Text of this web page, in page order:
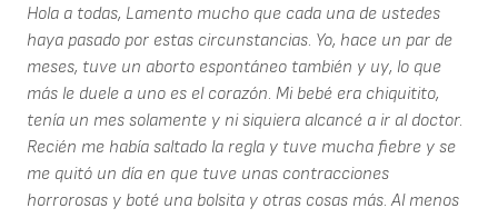
Hola a todas, Lamento mucho que cada una de ustedes
haya pasado por estas circunstancias. Yo, hace un par de
meses, tuve un aborto espontáneo también y uy, lo que
más le duele a uno es el corazón. Mi bebé era chiquitito,
tenía un mes solamente y ni siquiera alcancé a ir al doctor.
Recién me había saltado la regla y tuve mucha fiebre y se
me quitó un día en que tuve unas contracciones
horrorosas y boté una bolsita y otras cosas más. Al menos